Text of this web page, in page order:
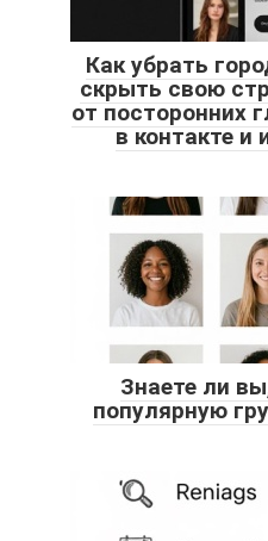
Как убрать
скрыть свою
от посторонних
в контакте и
Знаете ли
популярную